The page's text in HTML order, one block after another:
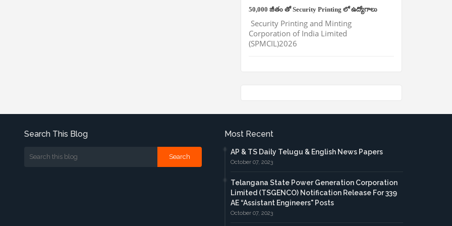
50,000 జీతం తో Security Printing లో ఉద్యోగాలు
Security Printing and Minting
Corporation of India Limited
(SPMCIL)2026
Search This Blog Most Recent
AP & TS Daily Telugu & English News Papers
October 07, 2023
Telangana State Power Generation Corporation
Limited (TSGENCO) Notification Release For 339
AE “Assistant Engineers" Posts
October 07, 2023